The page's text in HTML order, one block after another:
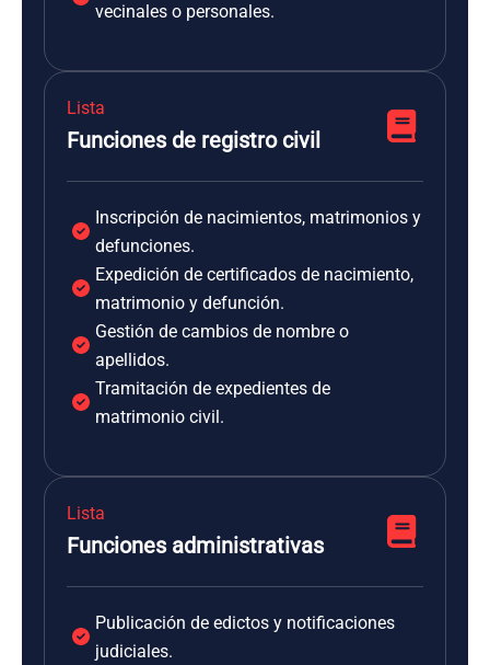
vecinales o personales.
Lista
Funciones de registro civil
Inscripción de nacimientos, matrimonios y
defunciones.
Expedición de certificados de nacimiento,
matrimonio y defunción.
Gestión de cambios de nombre o
apellidos.
Tramitación de expedientes de
matrimonio civil.
Lista
Funciones administrativas
Publicación de edictos y notificaciones
judiciales.